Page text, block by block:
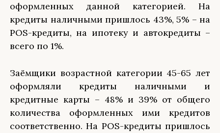
оформленных данной категорией. На
кредиты наличными пришлось 43%, 5% – на
POS-кредиты, на ипотеку и автокредиты –
всего по 1%.
Заёмщики возрастной категории 45-65 лет
оформляли кредиты наличными и
кредитные карты – 48% и 39% от общего
количества оформленных ими кредитов
соответственно. На POS-кредиты пришлось